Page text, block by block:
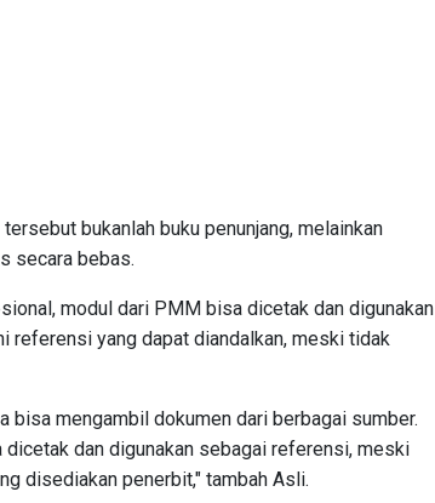
bukanlah buku penunjang, melainkan
secara bebas.
modul dari PMM bisa dicetak dan digunakan
referensi yang dapat diandalkan, meski tidak
bisa mengambil dokumen dari berbagai sumber.
dicetak dan digunakan sebagai referensi, meski
disediakan penerbit," tambah Asli.